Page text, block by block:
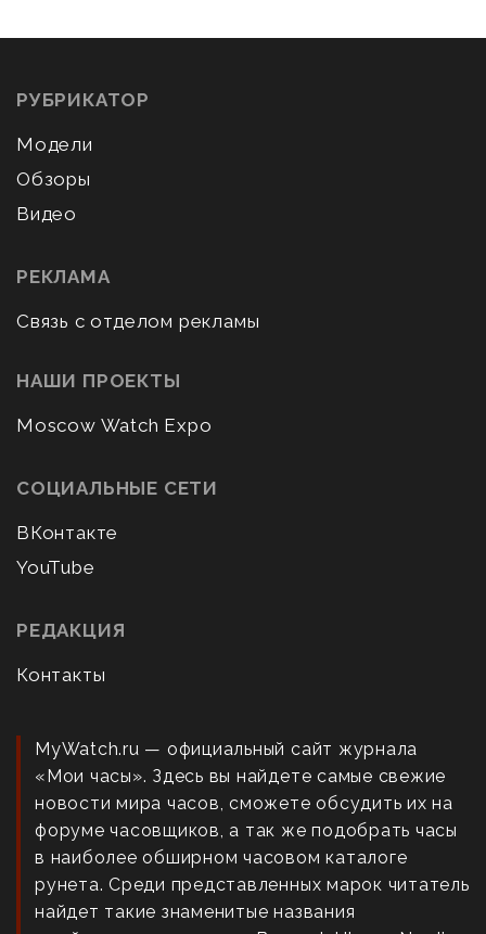
РУБРИКАТОР
Модели
Обзоры
Видео
РЕКЛАМА
Связь с отделом рекламы
НАШИ ПРОЕКТЫ
Moscow Watch Expo
СОЦИАЛЬНЫЕ СЕТИ
ВКонтакте
YouTube
РЕДАКЦИЯ
Контакты
MyWatch.ru — официальный сайт журнала
«Мои часы». Здесь вы найдете самые свежие
новости мира часов, сможете обсудить их на
форуме часовщиков, а так же подобрать часы
в наиболее обширном часовом каталоге
рунета. Среди представленных марок читатель
найдет такие знаменитые названия